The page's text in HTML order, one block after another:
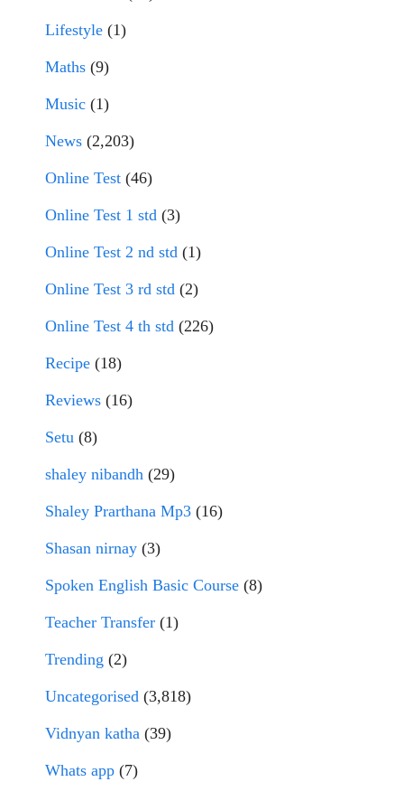
Lifestyle (1)
Maths (9)
Music (1)
News (2,203)
Online Test (46)
Online Test 1 std (3)
Online Test 2 nd std (1)
Online Test 3 rd std (2)
Online Test 4 th std (226)
Recipe (18)
Reviews (16)
Setu (8)
shaley nibandh (29)
Shaley Prarthana Mp3 (16)
Shasan nirnay (3)
Spoken English Basic Course (8)
Teacher Transfer (1)
Trending (2)
Uncategorised (3,818)
Vidnyan katha (39)
Whats app (7)